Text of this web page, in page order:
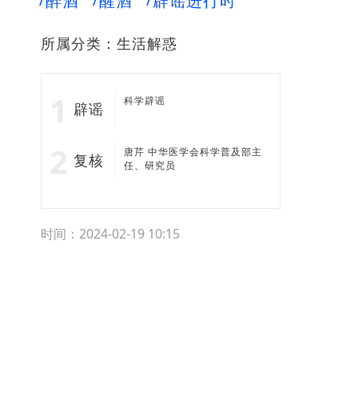
所属分类： 生活解惑
辟谣 科学辟谣
复核
唐芹 中华医学会科学普及部主
任、研究员
时间：2024-02-19 10:15